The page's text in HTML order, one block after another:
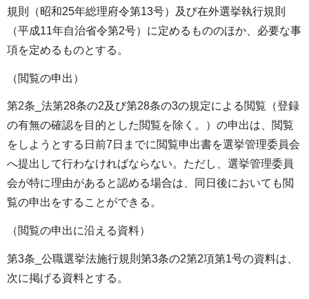
規則（昭和25年総理府令第13号）及び在外選挙執行規則
（平成11年自治省令第2号）に定めるもののほか、必要な事
項を定めるものとする。
（閲覧の申出）
第2条_法第28条の2及び第28条の3の規定による閲覧（登録
の有無の確認を目的とした閲覧を除く。）の申出は、閲覧
をしようとする日前7日までに閲覧申出書を選挙管理委員会
へ提出して行わなければならない。ただし、選挙管理委員
会が特に理由があると認める場合は、同日後においても閲
覧の申出をすることができる。
（閲覧の申出に沿える資料）
第3条_公職選挙法施行規則第3条の2第2項第1号の資料は、
次に掲げる資料とする。